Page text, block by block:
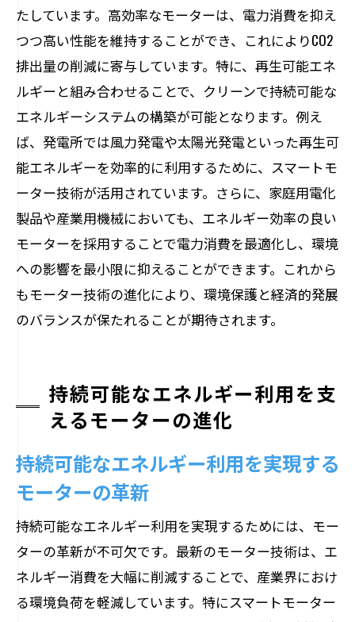
たしています。高効率なモーターは、電力消費を抑え
つつ高い性能を維持することができ、これによりCO2
排出量の削減に寄与しています。特に、再生可能エネ
ルギーと組み合わせることで、クリーンで持続可能な
エネルギーシステムの構築が可能となります。例え
ば、発電所では風力発電や太陽光発電といった再生可
能エネルギーを効率的に利用するために、スマートモ
ーター技術が活用されています。さらに、家庭用電化
製品や産業用機械においても、エネルギー効率の良い
モーターを採用することで電力消費を最適化し、環境
への影響を最小限に抑えることができます。これから
もモーター技術の進化により、環境保護と経済的発展
のバランスが保たれることが期待されます。
持続可能なエネルギー利用を支
えるモーターの進化
持続可能なエネルギー利用を実現する
モーターの革新
持続可能なエネルギー利用を実現するためには、モー
ターの革新が不可欠です。最新のモーター技術は、エ
ネルギー消費を大幅に削減することで、産業界におけ
る環境負荷を軽減しています。特にスマートモーター